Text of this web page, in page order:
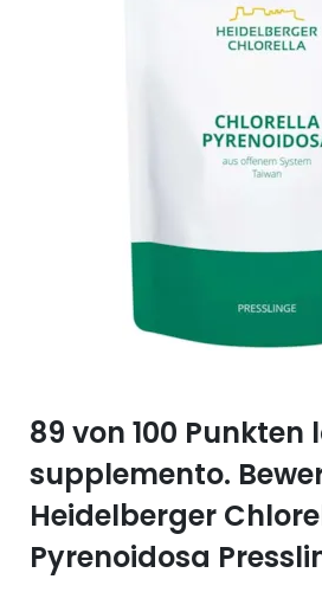
Selen (Se)
Zink (Zn)
Vitamin B12
Vitamin D
Vitamin K
89 von 100 Punkten
supplemento.
Heidelberger
Pyrenoidosa